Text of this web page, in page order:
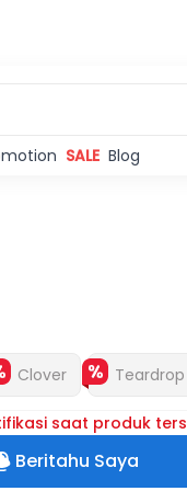
SALE Blog
Clover Teardrop
saat produk
Beritahu Saya